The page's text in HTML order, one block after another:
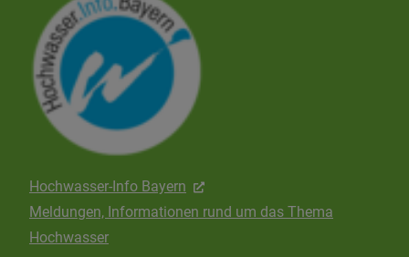
Hochwasser-Info Bayern
Meldungen, Informationen rund um das Thema
Hochwasser